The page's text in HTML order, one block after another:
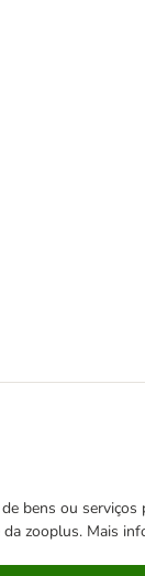
bens ou
zooplus. Mais